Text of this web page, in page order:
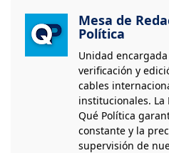
Mesa de
Política
Unidad
verificación y
cables
institucionales. La
Qué Política
constante y la
supervisión de